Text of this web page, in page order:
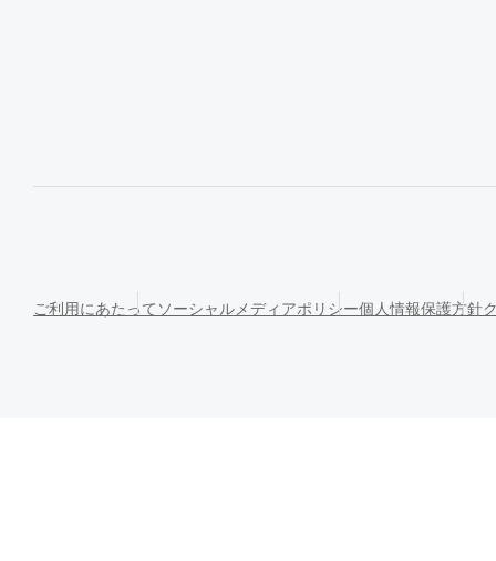
ご利用にあたって ソーシャルメディアポリシー個人情報保護方針